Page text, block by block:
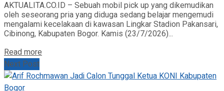
AKTUALITA.CO.ID – Sebuah mobil pick up yang dikemudikan
oleh seseorang pria yang diduga sedang belajar mengemudi
mengalami kecelakaan di kawasan Lingkar Stadion Pakansari,
Cibinong, Kabupaten Bogor. Kamis (23/7/2026)...
Read more
Next Post